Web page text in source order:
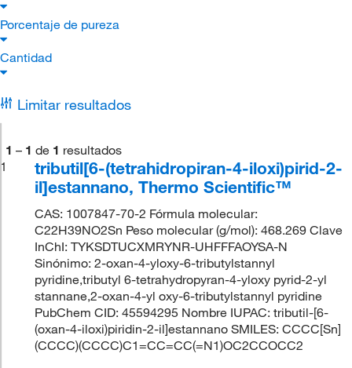
Porcentaje de pureza
Cantidad
Limitar resultados
1 – 1 de 1 resultados
1
tributil[6-(tetrahidropiran-4-iloxi)pirid-2-
il]estannano, Thermo Scientific™
CAS: 1007847-70-2 Fórmula molecular:
C22H39NO2Sn Peso molecular (g/mol): 468.269 Clave
InChI: TYKSDTUCXMRYNR-UHFFFAOYSA-N
Sinónimo: 2-oxan-4-yloxy-6-tributylstannyl
pyridine,tributyl 6-tetrahydropyran-4-yloxy pyrid-2-yl
stannane,2-oxan-4-yl oxy-6-tributylstannyl pyridine
PubChem CID: 45594295 Nombre IUPAC: tributil-[6-
(oxan-4-iloxi)piridin-2-il]estannano SMILES: CCCC[Sn]
(CCCC)(CCCC)C1=CC=CC(=N1)OC2CCOCC2